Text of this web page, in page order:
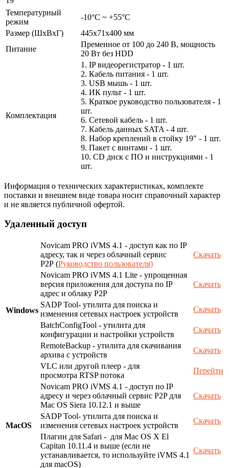
Температурный
режим
-10°C ~ +55°C
Размер (ШxВxГ)
445x71х400 мм
Питание
Пременное от 100 до 240 В, мощность
20 Вт без HDD
Комплектация
1. IP видеорегистратор - 1 шт.
2. Кабель питания - 1 шт.
3. USB мышь - 1 шт.
4. ИК пульт - 1 шт.
5. Краткое руководство пользователя - 1
шт.
6. Сетевой кабель - 1 шт.
7. Кабель данных SATA - 4 шт.
8. Набор креплений в стойку 19" - 1 шт.
9. Пакет с винтами - 1 шт.
10. CD диск с ПО и инструкциями - 1
шт.
Информация о технических характеристиках, комплекте
поставки и внешнем виде товара носит справочный характер
и не является публичной офертой.
Удаленный доступ
Windows
Novicam PRO iVMS 4.1 - доступ как по IP
адресу, так и через облачный сервис
P2P (Руководство пользователя)
Скачать
Novicam PRO iVMS 4.1 Lite - упрощенная
версия приложения для доступа по IP
адрес и облаку P2P
Скачать
SADP Tool- утилита для поиска и
изменения сетевых настроек устройств
Скачать
BatchConfigTool - утилита для
конфигурации и настройки устройств
Скачать
RemoteBackup - утилита для скачивания
архива с устройств
Скачать
VLC или другой плеер - для
просмотра RTSP потока
Перейти
MacOS
Novicam PRO iVMS 4.1 - доступ по IP
адресу и через облачный сервис P2P для
Mac OS Siera 10.12.1 и выше
Скачать
SADP Tool- утилита для поиска и
изменения сетевых настроек устройств
Скачать
Плагин для Safari - для Mac OS X El
Capitan 10.11.4 и выше (если не
устанавливается, то используйте iVMS 4.1
для macOS)
Скачать